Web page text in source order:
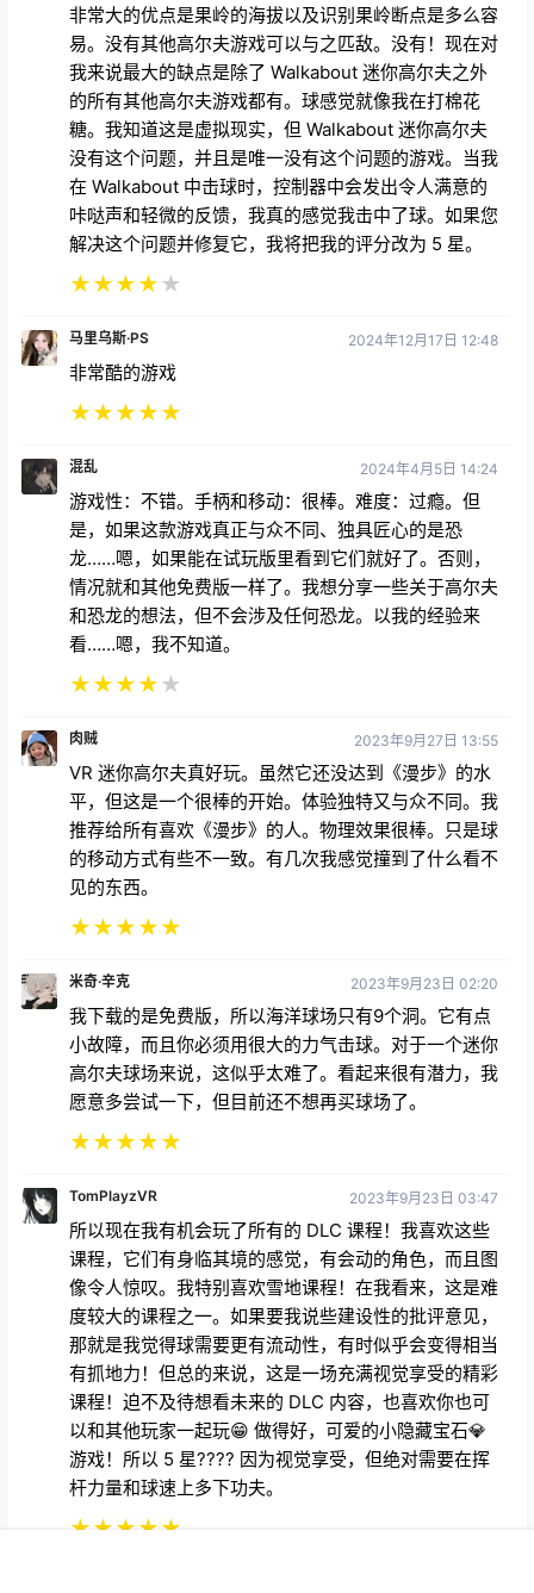
非常大的优点是果岭的海拔以及识别果岭断点是多么容
易。没有其他高尔夫游戏可以与之匹敌。没有！现在对
我来说最大的缺点是除了 Walkabout 迷你高尔夫之外
的所有其他高尔夫游戏都有。球感觉就像我在打棉花
糖。我知道这是虚拟现实，但 Walkabout 迷你高尔夫
没有这个问题，并且是唯一没有这个问题的游戏。当我
在 Walkabout 中击球时，控制器中会发出令人满意的
咔哒声和轻微的反馈，我真的感觉我击中了球。如果您
解决这个问题并修复它，我将把我的评分改为 5 星。
★★★★★
马里乌斯·PS 2024年12月17日 12:48
非常酷的游戏
★★★★★
混乱 2024年4月5日 14:24
游戏性：不错。手柄和移动：很棒。难度：过瘾。但
是，如果这款游戏真正与众不同、独具匠心的是恐
龙……嗯，如果能在试玩版里看到它们就好了。否则，
情况就和其他免费版一样了。我想分享一些关于高尔夫
和恐龙的想法，但不会涉及任何恐龙。以我的经验来
看……嗯，我不知道。
★★★★★
肉贼 2023年9月27日 13:55
VR 迷你高尔夫真好玩。虽然它还没达到《漫步》的水
平，但这是一个很棒的开始。体验独特又与众不同。我
推荐给所有喜欢《漫步》的人。物理效果很棒。只是球
的移动方式有些不一致。有几次我感觉撞到了什么看不
见的东西。
★★★★★
米奇·辛克 2023年9月23日 02:20
我下载的是免费版，所以海洋球场只有9个洞。它有点
小故障，而且你必须用很大的力气击球。对于一个迷你
高尔夫球场来说，这似乎太难了。看起来很有潜力，我
愿意多尝试一下，但目前还不想再买球场了。
★★★★★
TomPlayzVR 2023年9月23日 03:47
所以现在我有机会玩了所有的 DLC 课程！我喜欢这些
课程，它们有身临其境的感觉，有会动的角色，而且图
像令人惊叹。我特别喜欢雪地课程！在我看来，这是难
度较大的课程之一。如果要我说些建设性的批评意见，
那就是我觉得球需要更有流动性，有时似乎会变得相当
有抓地力！但总的来说，这是一场充满视觉享受的精彩
课程！迫不及待想看未来的 DLC 内容，也喜欢你也可
以和其他玩家一起玩😁 做得好，可爱的小隐藏宝石💎
游戏！所以 5 星???? 因为视觉享受，但绝对需要在挥
杆力量和球速上多下功夫。
★★★★★